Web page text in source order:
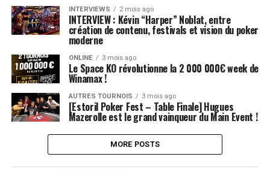
INTERVIEWS 2 mois ago
INTERVIEW : Kévin “Harper” Noblat, entre
création de contenu, festivals et vision du poker
moderne
ONLINE 3 mois ago
Le Space KO révolutionne la 2 000 000€ week de
Winamax !
AUTRES TOURNOIS 3 mois ago
[Estoril Poker Fest – Table Finale] Hugues
Mazerolle est le grand vainqueur du Main Event !
MORE POSTS